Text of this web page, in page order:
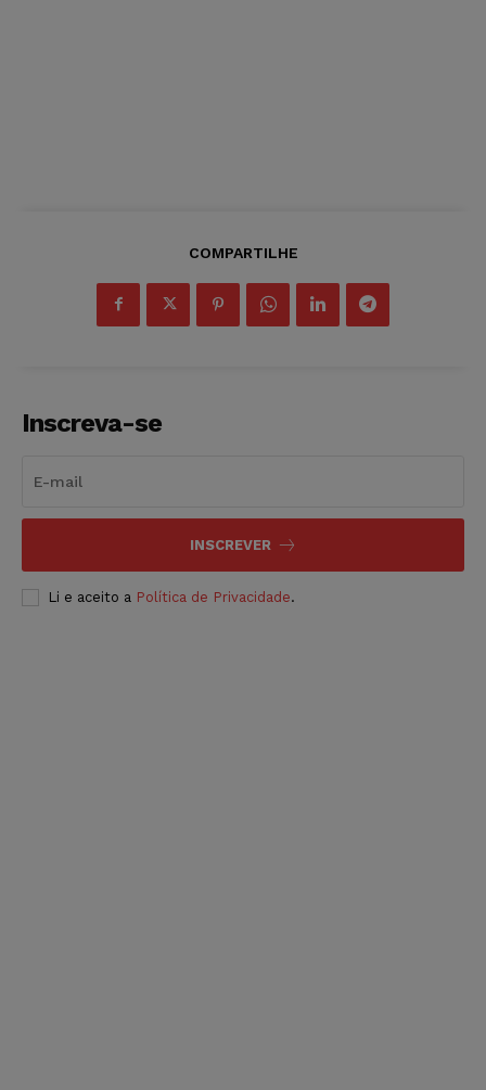
COMPARTILHE
Inscreva-se
INSCREVER
Li e aceito a Política de Privacidade.